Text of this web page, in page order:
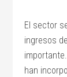
El sector
ingresos
han